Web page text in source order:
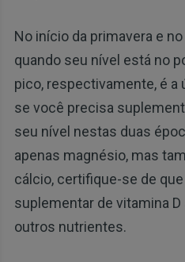
No início da primavera e
quando seu nível está no
pico, respectivamente, é a
se você precisa
seu nível nestas duas
apenas magnésio, mas
cálcio, certifique-se de
suplementar de vitamina
outros nutrientes.